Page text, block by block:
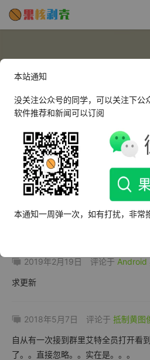
这个人很懒，什么
2019年2月19日 评论于 Android
求更新
2018年5月7日 评论于 抵制黄图
自从有一次接到群里艾特全员打开看
了。。直接忽略。。实在是。。。
本站通知
没关注公众号的同学，可以关注下公
软件推荐和新闻可以订阅
本通知一周弹一次，如有打扰，非常